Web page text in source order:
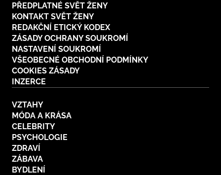
PŘEDPLATNÉ SVĚT ŽENY
KONTAKT SVĚT ŽENY
REDAKČNÍ ETICKÝ KODEX
ZÁSADY OCHRANY SOUKROMÍ
NASTAVENÍ SOUKROMÍ
VŠEOBECNÉ OBCHODNÍ PODMÍNKY
COOKIES ZÁSADY
INZERCE
VZTAHY
MÓDA A KRÁSA
CELEBRITY
PSYCHOLOGIE
ZDRAVÍ
ZÁBAVA
BYDLENÍ